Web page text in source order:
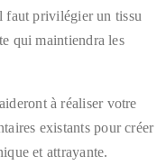
faut privilégier un tissu
qui maintiendra les
à réaliser votre
existants pour créer
et attrayante.